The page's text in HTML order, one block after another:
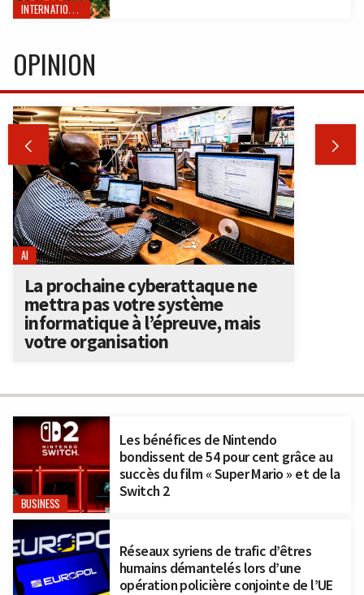
INTERNATIONAL
BUSINESS
Les bénéfices de Nintendo
bondissent de 54 pour cent grâce au
succès du film « Super Mario » et de la
Switch 2
Réseaux syriens de trafic d’êtres
humains démantelés lors d’une
opération policière conjointe de l’UE
OPINION
 
AI
La prochaine cyberattaque ne
mettra pas votre système
informatique à l’épreuve, mais
votre organisation